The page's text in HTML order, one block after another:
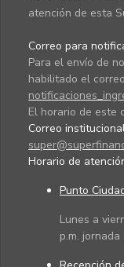
atención de esta
Correo para
Para el envío de
habilitado el
El horario de este
Correo
Horario de
Punto
Lunes a
p.m.